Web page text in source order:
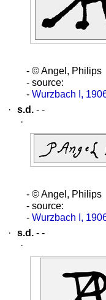
- © Angel, Philips
- source:
- Wurzbach I,
·
s.d. - -
·
- © Angel, Philips
- source:
- Wurzbach I,
·
s.d. - -
·